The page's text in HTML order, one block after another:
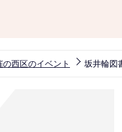
の西区のイベント 坂井輪図